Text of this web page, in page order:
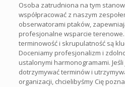
Osoba zatrudniona na tym
współpracować z naszym
obserwatorami ptaków,
profesjonalne wsparcie
terminowość i skrupulatność są
Doceniamy profesjonalizm i
ustalonymi harmonogramami.
dotrzymywać terminów i
organizacji, chcielibyśmy Cię